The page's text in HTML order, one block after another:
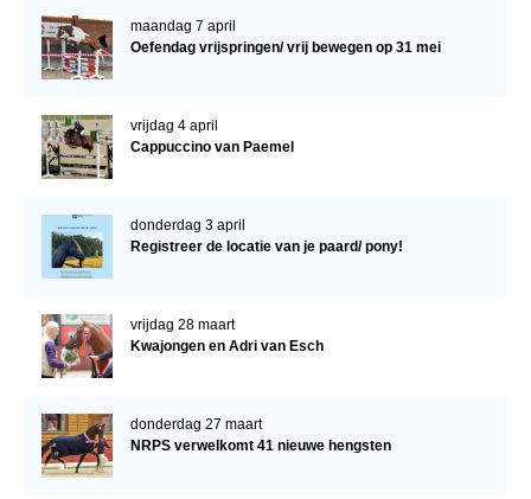
maandag 7 april
Oefendag vrijspringen/ vrij bewegen op 31 mei
vrijdag 4 april
Cappuccino van Paemel
donderdag 3 april
Registreer de locatie van je paard/ pony!
vrijdag 28 maart
Kwajongen en Adri van Esch
donderdag 27 maart
NRPS verwelkomt 41 nieuwe hengsten